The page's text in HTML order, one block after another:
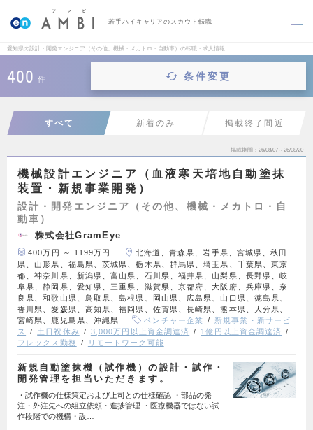
若手ハイキャリアのスカウト転職
愛知県の設計・開発エンジニア（その他、機械・メカトロ・自動車）の転職・求人情報
400 件 条件変更
すべて 新着のみ 掲載終了間近
掲載期間 26/08/07～26/08/20
機械設計エンジニア（血液寒天培地自動塗抹
装置・新規事業開発）
設計・開発エンジニア（その他、機械・メカトロ・自
動車）
株式会社GramEye
400万円 ～ 1199万円
北海道、青森県、岩手県、宮城県、秋田
県、山形県、福島県、茨城県、栃木県、群馬県、埼玉県、千葉県、東京
都、神奈川県、新潟県、富山県、石川県、福井県、山梨県、長野県、岐
阜県、静岡県、愛知県、三重県、滋賀県、京都府、大阪府、兵庫県、奈
良県、和歌山県、鳥取県、島根県、岡山県、広島県、山口県、徳島県、
香川県、愛媛県、高知県、福岡県、佐賀県、長崎県、熊本県、大分県、
宮崎県、鹿児島県、沖縄県
ベンチャー企業
新規事業・新サービ
ス
土日祝休み 3,000万円以上資金調達済
1億円以上資金調達済
フレックス勤務
リモートワーク可能
新規自動塗抹機（試作機）の設計・試作・
開発管理を担当いただきます。
・試作機の仕様策定および上司との仕様確認 ・部品の発
注・外注先への組立依頼・進捗管理 ・医療機器ではない試
作段階での機構・設…